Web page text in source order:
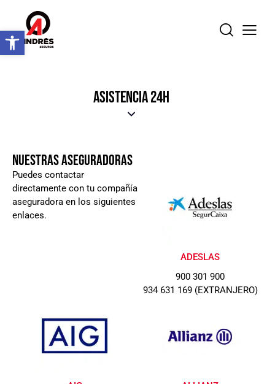
ASISTENCIA 24H
NUESTRAS ASEGURADORAS
Puedes contactar
directamente con tu compañía
aseguradora en los siguientes
enlaces.
ADESLAS
900 301 900
934 631 169 (EXTRANJERO)
Abrir barra de herramientas